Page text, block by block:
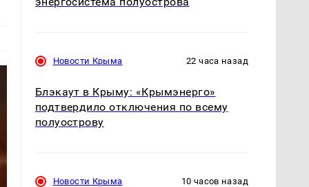
Новости Крыма 22 часа назад
Блэкаут в Крыму: «Крымэнерго»
подтвердило отключения по всему
полуострову
Новости Крыма 10 часов назад